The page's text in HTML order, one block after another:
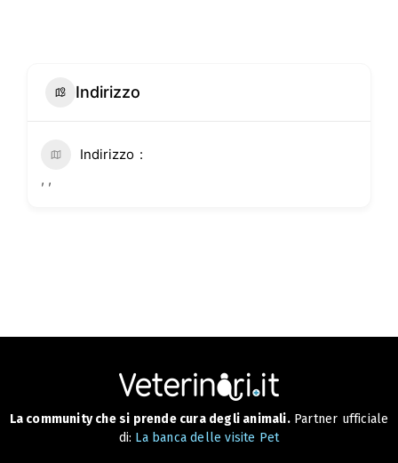
Indirizzo
Indirizzo
, ,
La community che si prende cura degli animali.Partner ufficiale
di: La banca delle visite Pet